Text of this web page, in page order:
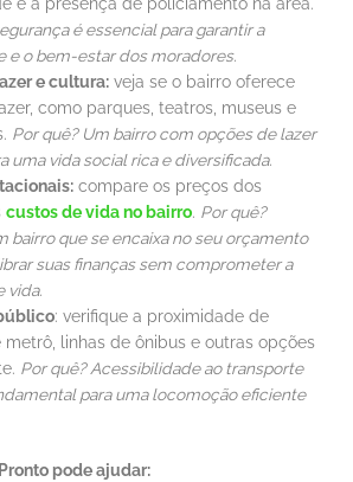
é essencial para garantir a
e o bem-estar dos moradores.
e cultura: veja se o bairro oferece
como parques, teatros, museus e
Por quê? Um bairro com opções de lazer
uma vida social rica e diversificada.
compare os preços dos
custos de vida no bairro. Por quê?
bairro que se encaixa no seu orçamento
suas finanças sem comprometer a
vida.
: verifique a proximidade de
metrô, linhas de ônibus e outras opções
Por quê? Acessibilidade ao transporte
para uma locomoção eficiente
pode ajudar: